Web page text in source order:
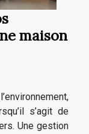
maison
s’agit de
Une gestion